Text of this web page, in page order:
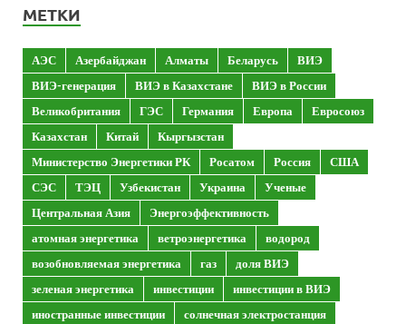
МЕТКИ
АЭС Азербайджан Алматы Беларусь
ВИЭ
ВИЭ-генерация
ВИЭ в Казахстане
ВИЭ в России
Великобритания
ГЭС Германия Европа
Евросоюз
Казахстан
Китай
Кыргызстан
Министерство Энергетики РК
Росатом Россия
США
СЭС
ТЭЦ Узбекистан Украина
Ученые
Центральная Азия
Энергоэффективность
атомная энергетика
ветроэнергетика
водород
возобновляемая энергетика
газ
доля ВИЭ
зеленая энергетика
инвестиции
инвестиции в ВИЭ
иностранные инвестиции
солнечная электростанция